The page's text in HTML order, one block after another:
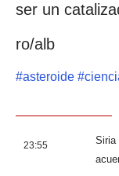
ser un
ro/alb
#asteroide #
23:55
Siria